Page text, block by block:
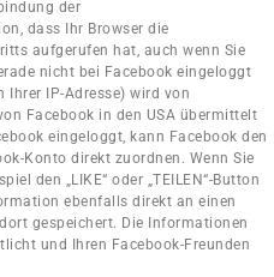
der
dass Ihr Browser die
aufgerufen hat, auch wenn Sie
nicht bei Facebook eingeloggt
IP-Adresse) wird von
Facebook in den USA übermittelt
eingeloggt, kann Facebook den
Konto direkt zuordnen. Wenn Sie
den „LIKE“ oder „TEILEN“-Button
ebenfalls direkt an einen
gespeichert. Die Informationen
und Ihren Facebook-Freunden